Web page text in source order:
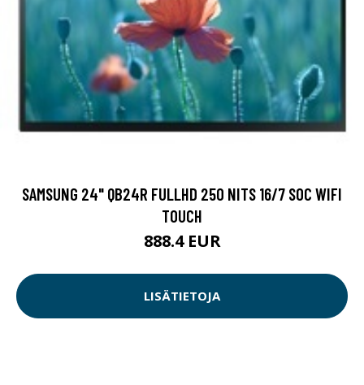
SAMSUNG 24" QB24R FULLHD 250 NITS 16/7 SOC WIFI
TOUCH
888.4 EUR
LISÄTIETOJA